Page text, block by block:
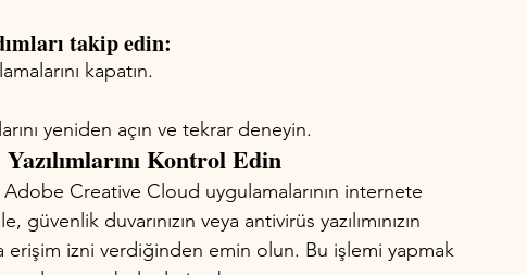
takip edin:
kapatın.
yeniden açın ve tekrar deneyin.
Kontrol Edin
Adobe Creative Cloud uygulamalarının internete
duvarınızın veya antivirüs yazılımınızın
izni verdiğinden emin olun. Bu işlemi yapmak